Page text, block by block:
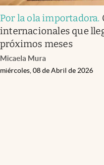
Por la ola importadora.
internacionales que
próximos meses
Micaela Mura
miércoles, 08 de Abril de 2026